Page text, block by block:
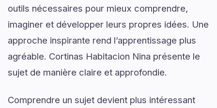
outils nécessaires pour mieux comprendre,
imaginer et développer leurs propres idées. Une
approche inspirante rend l’apprentissage plus
agréable. Cortinas Habitacion Nina présente le
sujet de manière claire et approfondie.
Comprendre un sujet devient plus intéressant